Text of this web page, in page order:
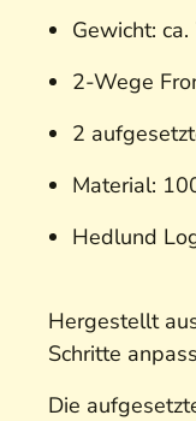
Gewicht:
2-Wege
2
Material:
Hedlund
Hergestellt
Schritte
Die